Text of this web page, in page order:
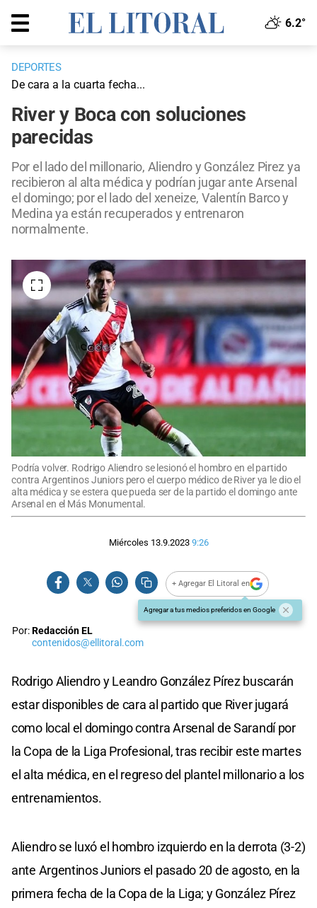
6.2°
DEPORTES
De cara a la cuarta fecha...
River y Boca con soluciones
parecidas
Por el lado del millonario, Aliendro y González Pirez ya
recibieron al alta médica y podrían jugar ante Arsenal
el domingo; por el lado del xeneize, Valentín Barco y
Medina ya están recuperados y entrenaron
normalmente.
Podría volver. Rodrigo Aliendro se lesionó el hombro en el partido
contra Argentinos Juniors pero el cuerpo médico de River ya le dio el
alta médica y se estera que pueda ser de la partido el domingo ante
Arsenal en el Más Monumental.
Miércoles 13.9.2023 9:26
+ Agregar El Litoral en
Agregar a tus medios preferidos en Google
Por:Redacción EL
contenidos@ellitoral.com
Rodrigo Aliendro y Leandro González Pírez buscarán
estar disponibles de cara al partido que River jugará
como local el domingo contra Arsenal de Sarandí por
la Copa de la Liga Profesional, tras recibir este martes
el alta médica, en el regreso del plantel millonario a los
entrenamientos.
Aliendro se luxó el hombro izquierdo en la derrota (3-2)
ante Argentinos Juniors el pasado 20 de agosto, en la
primera fecha de la Copa de la Liga; y González Pírez